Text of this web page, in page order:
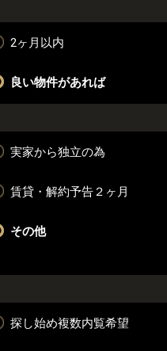
2ヶ月以内
良い物件があれば
実家から独立の為
賃貸・解約予告２ヶ月
その他
探し始め複数内覧希望